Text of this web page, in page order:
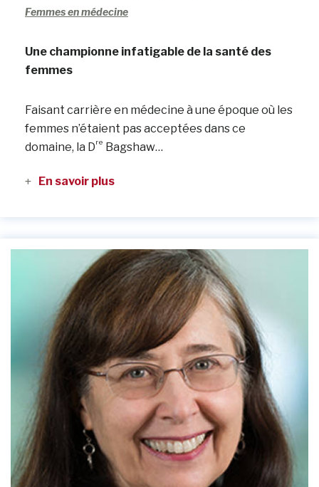
Femmes en médecine
Une championne infatigable de la santé des
femmes
Faisant carrière en médecine à une époque où les
femmes n’étaient pas acceptées dans ce
domaine, la Dre Bagshaw…
En savoir plus